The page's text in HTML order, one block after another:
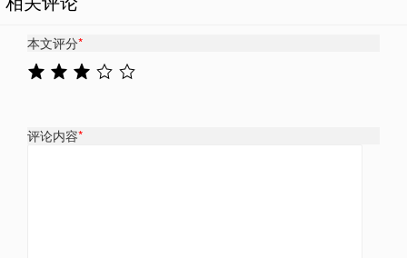
本文评分*
评论内容*